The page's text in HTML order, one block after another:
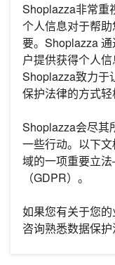
Shoplazza非常重
个人信息对于帮
要。Shoplazza
户提供获得个人信
Shoplazza致力于
保护法律的方式轻
Shoplazza会尽其
一些行动。以下
域的一项重要立
（GDPR）。
如果您有关于您
咨询熟悉数据保护